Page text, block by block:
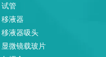
试管
移液器
移液器吸头
显微镜载玻片